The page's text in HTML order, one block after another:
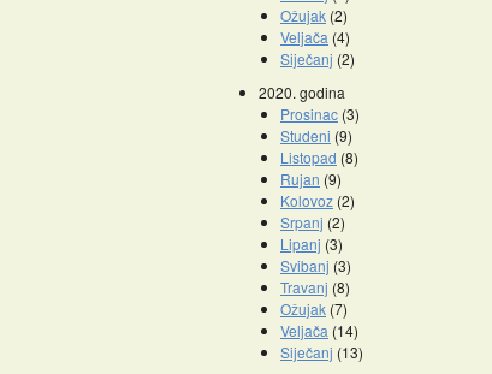
Ožujak (2)
Veljača (4)
Siječanj (2)
2020. godina
Prosinac (3)
Studeni (9)
Listopad (8)
Rujan (9)
Kolovoz (2)
Srpanj (2)
Lipanj (3)
Svibanj (3)
Travanj (8)
Ožujak (7)
Veljača (14)
Siječanj (13)